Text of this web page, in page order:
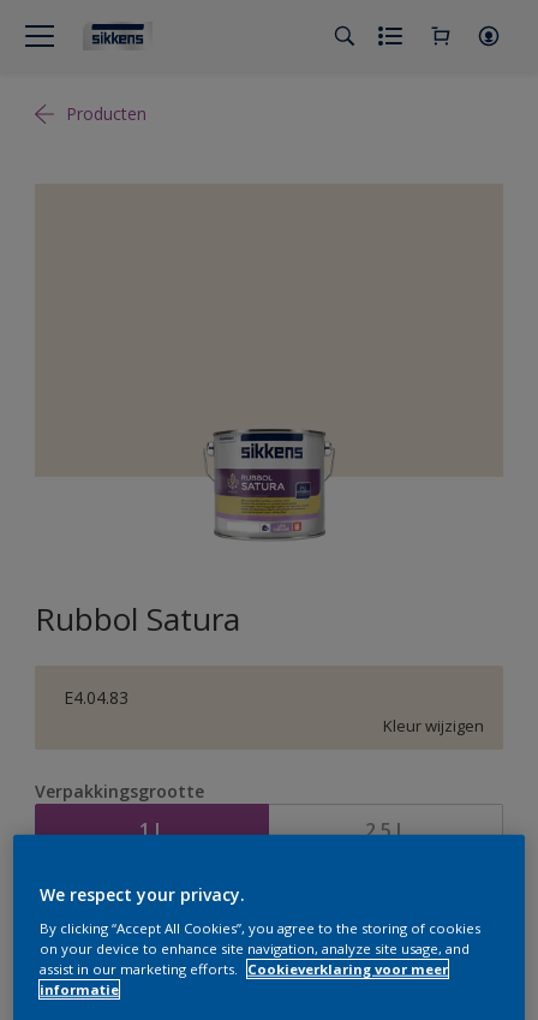
Producten
Rubbol Satura
E4.04.83
Kleur wijzigen
Verpakkingsgrootte
1 L 2,5 L
Aantal Verfcalculator
Bereken
We respect your privacy.
By clicking “Accept All Cookies”, you agree to the storing of cookies
on your device to enhance site navigation, analyze site usage, and
assist in our marketing efforts.
Cookieverklaring voor meer
informatie